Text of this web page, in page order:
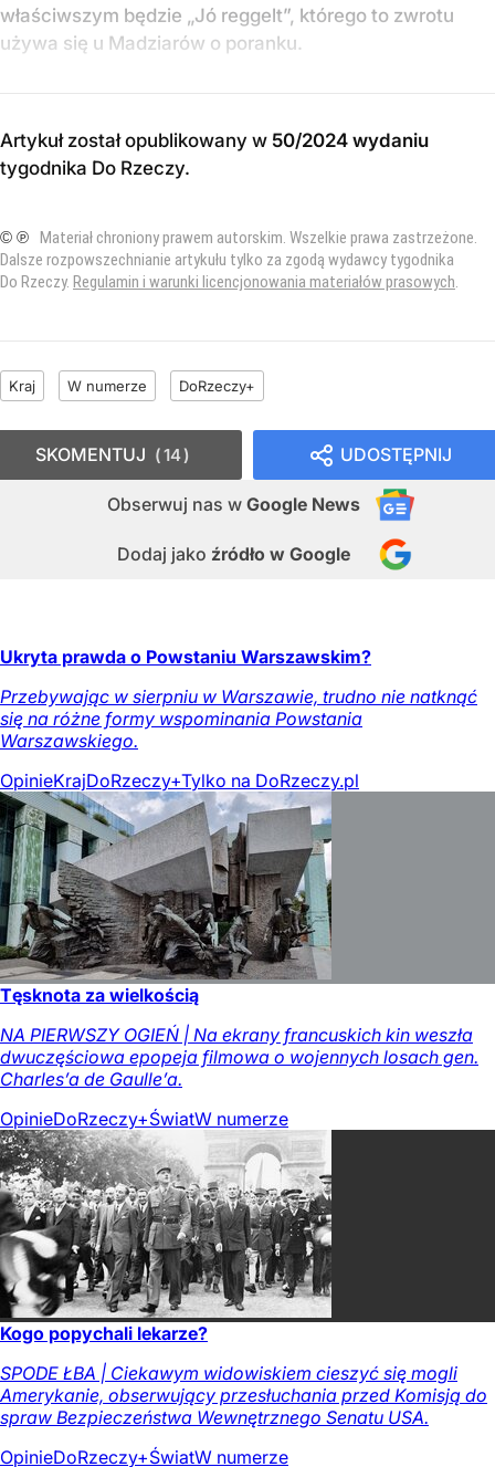
właściwszym będzie „Jó reggelt”, którego to zwrotu
używa się u Madziarów o poranku.
Artykuł został opublikowany w 50/2024 wydaniu
tygodnika Do Rzeczy.
© ℗ Materiał chroniony prawem autorskim. Wszelkie prawa zastrzeżone.
Dalsze rozpowszechnianie artykułu tylko za zgodą wydawcy tygodnika
Do Rzeczy. Regulamin i warunki licencjonowania materiałów prasowych.
Kraj W numerze DoRzeczy+
UDOSTĘPNIJ
Obserwuj nas w Google News
Dodaj jako źródło w Google
SKOMENTUJ 14
Ukryta prawda o Powstaniu Warszawskim?
Przebywając w sierpniu w Warszawie, trudno nie natknąć
się na różne formy wspominania Powstania
Warszawskiego.
OpinieKrajDoRzeczy+Tylko na DoRzeczy.pl
Tęsknota za wielkością
NA PIERWSZY OGIEŃ | Na ekrany francuskich kin weszła
dwuczęściowa epopeja filmowa o wojennych losach gen.
Charles’a de Gaulle’a.
OpinieDoRzeczy+ŚwiatW numerze
Kogo popychali lekarze?
SPODE ŁBA | Ciekawym widowiskiem cieszyć się mogli
Amerykanie, obserwujący przesłuchania przed Komisją do
spraw Bezpieczeństwa Wewnętrznego Senatu USA.
OpinieDoRzeczy+ŚwiatW numerze